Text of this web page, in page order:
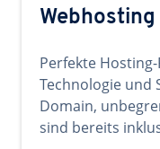
Webhosting
Perfekte
Technologie und
Domain,
sind bereits